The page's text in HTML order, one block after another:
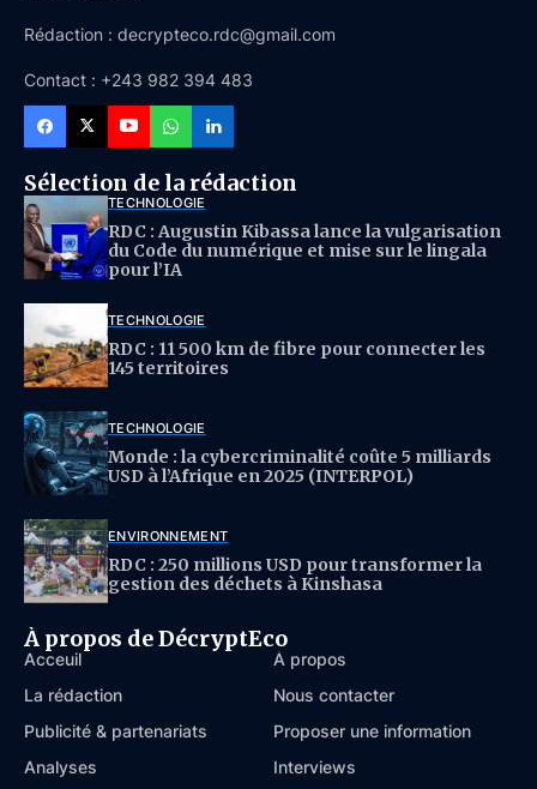
Rédaction : decrypteco.rdc@gmail.com
Contact : +243 982 394 483
Sélection de la rédaction
TECHNOLOGIE
RDC : Augustin Kibassa lance la vulgarisation
du Code du numérique et mise sur le lingala
pour l’IA
TECHNOLOGIE
RDC : 11 500 km de fibre pour connecter les
145 territoires
TECHNOLOGIE
Monde : la cybercriminalité coûte 5 milliards
USD à l’Afrique en 2025 (INTERPOL)
ENVIRONNEMENT
RDC : 250 millions USD pour transformer la
gestion des déchets à Kinshasa
À propos de DécryptEco
Acceuil
À propos
La rédaction
Nous contacter
Publicité & partenariats
Proposer une information
Analyses
Interviews